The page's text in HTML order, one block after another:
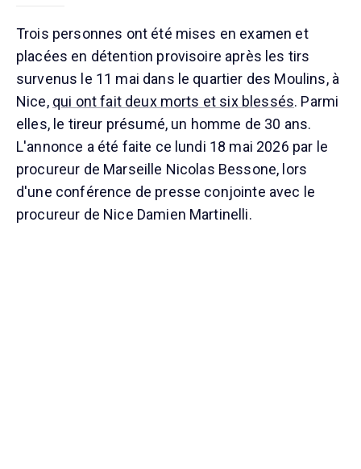
Trois personnes ont été mises en examen et
placées en détention provisoire après les tirs
survenus le 11 mai dans le quartier des Moulins, à
Nice, qui ont fait deux morts et six blessés. Parmi
elles, le tireur présumé, un homme de 30 ans.
L'annonce a été faite ce lundi 18 mai 2026 par le
procureur de Marseille Nicolas Bessone, lors
d'une conférence de presse conjointe avec le
procureur de Nice Damien Martinelli.